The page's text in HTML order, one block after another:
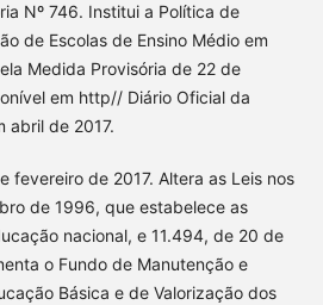
Nº 746. Institui a Política de
de Escolas de Ensino Médio em
Medida Provisória de 22 de
em http// Diário Oficial da
abril de 2017.
fevereiro de 2017. Altera as Leis nos
de 1996, que estabelece as
nacional, e 11.494, de 20 de
o Fundo de Manutenção e
Básica e de Valorização dos